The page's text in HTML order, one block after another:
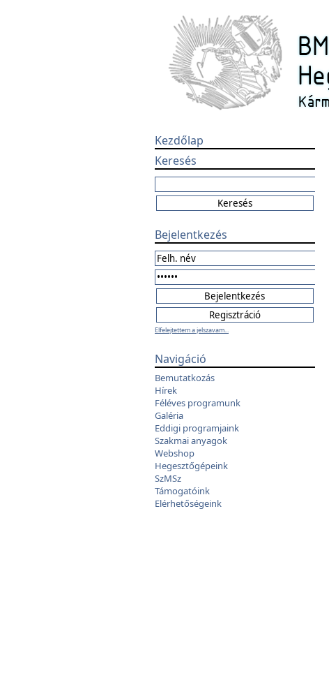
Kezdőlap
Keresés
Bejelentkezés
Elfelejtettem a jelszavam...
Navigáció
Bemutatkozás
Hírek
Féléves programunk
Galéria
Eddigi programjaink
Szakmai anyagok
Webshop
Hegesztőgépeink
SzMSz
Támogatóink
Elérhetőségeink